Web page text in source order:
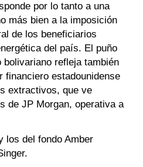
por lo tanto a una
más bien a la imposición
de los beneficiarios
del país. El puño
refleja también
financiero estadounidense
extractivos, que ve
de JP Morgan, operativa a
los del fondo Amber